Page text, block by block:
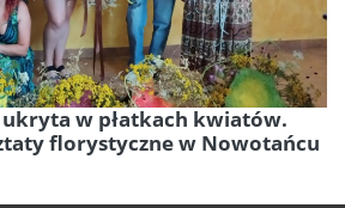
w płatkach kwiatów.
florystyczne w Nowotańcu